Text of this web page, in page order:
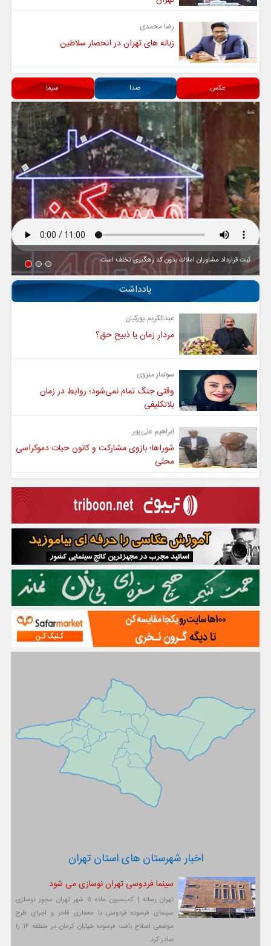
رضا محمدی
زباله های تهران در انحصار سلاطین
عکس صدا سیما
ثبت قرارداد مشاوران املاك بدون كد رهگیری تخلف است
یادداشت
عبدالکریم پورکیان
مردارِ زمان یا ذبیحِ حق؟
سولماز منزوی
وقتی جنگ تمام نمی‌شود؛ روابط در زمان
بلاتکلیفی
ابراهیم علی‌پور
شوراها؛ بازوی مشارکت و کانون حیات دموکراسی
محلی
اخبار شهرستان های استان تهران
سینما فردوسی تهران نوسازی می شود
تهران رسانه | کمیسیون ماده ۵ شهر تهران مجوز نوسازی
سینمای فرسوده فردوسی با معماری فاخر و اجرای طرح
موضعی اصلاح بافت فرسوده خیابان کرمان در منطقه ۱۴ را
صادر کرد.